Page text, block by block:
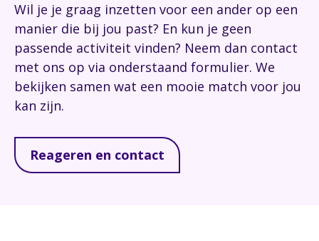
Wil je je graag inzetten voor een ander op een
manier die bij jou past? En kun je geen
passende activiteit vinden? Neem dan contact
met ons op via onderstaand formulier. We
bekijken samen wat een mooie match voor jou
kan zijn.
Reageren en contact